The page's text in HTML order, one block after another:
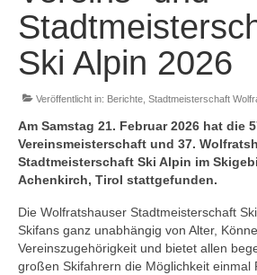
Berichte
Bilder
Vereins- und Stadtmeisterschaft
Ski Alpin 2026
Veröffentlicht in: Berichte Stadtmeisterschaft
Am Samstag 21. Februar 2026 hat die
Vereinsmeisterschaft und 37.
Stadtmeisterschaft Ski Alpin im
Achenkirch, Tirol stattgefunden.
Die Wolfratshauser Stadtmeisterschaft
Skifans ganz unabhängig von Alter,
Vereinszugehörigkeit und bietet allen
großen Skifahrern die Möglichkeit einmal